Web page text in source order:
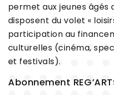
permet aux jeunes âgés
disposent du volet «
participation au
culturelles (cinéma,
et festivals).
Abonnement